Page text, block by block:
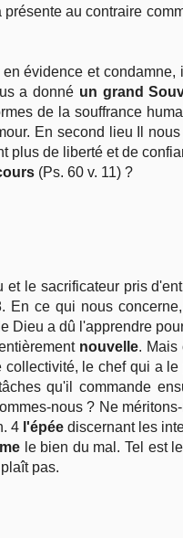
au contraire
évidence et condamne,
a donné un grand
de la souffrance
En second lieu Il
plus de liberté et de
(Ps. 60 v. 11) ?
le sacrificateur pris
En ce qui nous
Dieu a dû l'apprendre
nouvelle. Mais
le chef qui a
qu'il commande
nous ? Ne
4 l'épéediscernant les
le bien du mal. Tel est
pas.